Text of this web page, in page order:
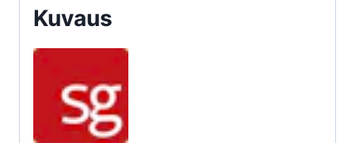
VA
määrä
Kuvaus